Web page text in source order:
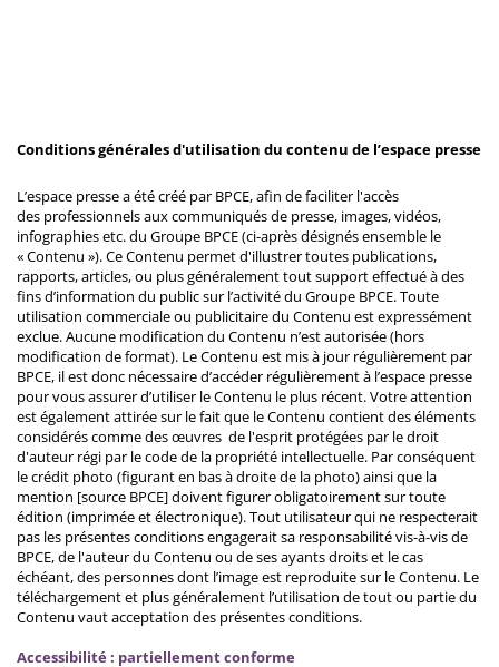
Conditions générales d'utilisation du contenu de l’espace presse
L’espace presse a été créé par BPCE, afin de faciliter l'accès
des professionnels aux communiqués de presse, images, vidéos,
infographies etc. du Groupe BPCE (ci-après désignés ensemble le
« Contenu »). Ce Contenu permet d'illustrer toutes publications,
rapports, articles, ou plus généralement tout support effectué à des
fins d’information du public sur l’activité du Groupe BPCE. Toute
utilisation commerciale ou publicitaire du Contenu est expressément
exclue. Aucune modification du Contenu n’est autorisée (hors
modification de format). Le Contenu est mis à jour régulièrement par
BPCE, il est donc nécessaire d’accéder régulièrement à l’espace presse
pour vous assurer d’utiliser le Contenu le plus récent. Votre attention
est également attirée sur le fait que le Contenu contient des éléments
considérés comme des œuvres de l'esprit protégées par le droit
d'auteur régi par le code de la propriété intellectuelle. Par conséquent
le crédit photo (figurant en bas à droite de la photo) ainsi que la
mention [source BPCE] doivent figurer obligatoirement sur toute
édition (imprimée et électronique). Tout utilisateur qui ne respecterait
pas les présentes conditions engagerait sa responsabilité vis-à-vis de
BPCE, de l'auteur du Contenu ou de ses ayants droits et le cas
échéant, des personnes dont l’image est reproduite sur le Contenu. Le
téléchargement et plus généralement l’utilisation de tout ou partie du
Contenu vaut acceptation des présentes conditions.
Accessibilité : partiellement conforme